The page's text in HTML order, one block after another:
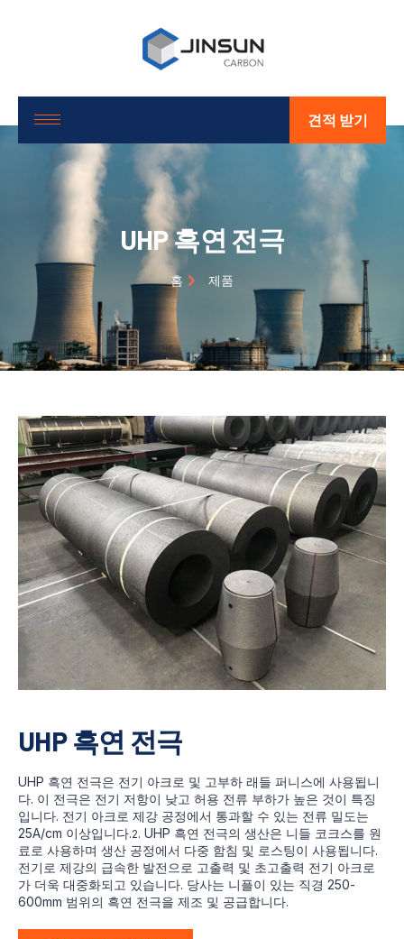
견적 받기
UHP 흑연 전극
홈 제품
UHP 흑연 전극
UHP 흑연 전극은 전기 아크로 및 고부하 래들 퍼니스에 사용됩니
다. 이 전극은 전기 저항이 낮고 허용 전류 부하가 높은 것이 특징
입니다. 전기 아크로 제강 공정에서 통과할 수 있는 전류 밀도는
25A/cm 이상입니다.2. UHP 흑연 전극의 생산은 니들 코크스를 원
료로 사용하며 생산 공정에서 다중 함침 및 로스팅이 사용됩니다.
전기로 제강의 급속한 발전으로 고출력 및 초고출력 전기 아크로
가 더욱 대중화되고 있습니다. 당사는 니플이 있는 직경 250-
600mm 범위의 흑연 전극을 제조 및 공급합니다.